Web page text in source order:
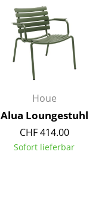
Houe
Alua Loungestuhl
CHF 414.00
Sofort lieferbar